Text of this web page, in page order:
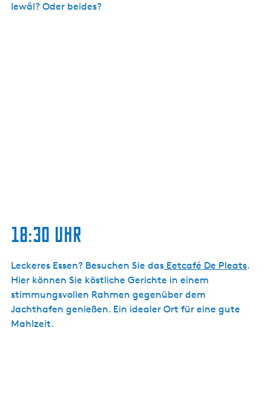
Iewâl? Oder beides?
18:30 Uhr
Leckeres Essen? Besuchen Sie das Eetcafé De Pleats.
Hier können Sie köstliche Gerichte in einem
stimmungsvollen Rahmen gegenüber dem
Jachthafen genießen. Ein idealer Ort für eine gute
Mahlzeit.